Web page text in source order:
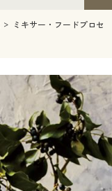
ミキサー・フードプロセ